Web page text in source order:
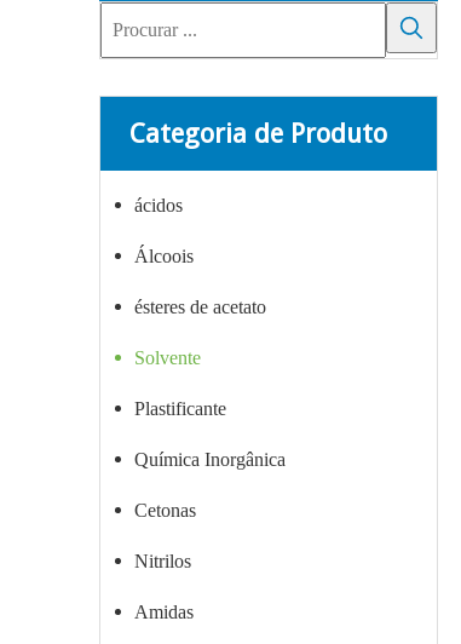
Categoria de Produto
ácidos
Álcoois
ésteres de acetato
Solvente
Plastificante
Química Inorgânica
Cetonas
Nitrilos
Amidas